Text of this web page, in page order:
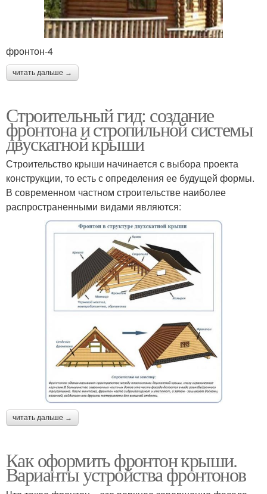
фронтон-4
читать дальше →
Строительный гид: создание
фронтона и стропильной системы
двускатной крыши
Строительство крыши начинается с выбора проекта
конструкции, то есть с определения ее будущей формы.
В современном частном строительстве наиболее
распространенными видами являются:
читать дальше →
Как оформить фронтон крыши.
Варианты устройства фронтонов